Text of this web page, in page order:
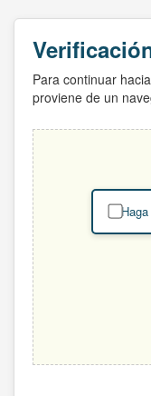
Para continuar
proviene de un